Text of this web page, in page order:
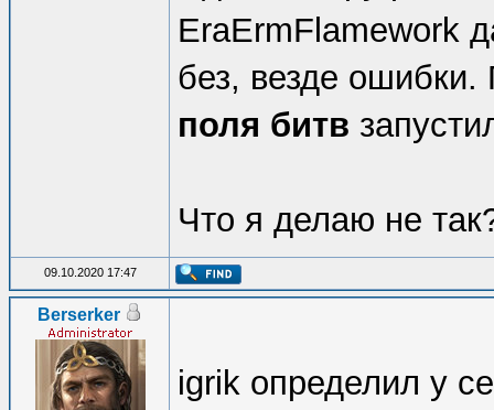
EraErmFlamework
без, везде ошибки.
поля битв
Что я делаю не
09.10.2020 17:47
Berserker
igrik определил у